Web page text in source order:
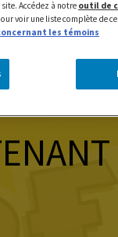
Accédez à notre outil de
voir une liste complète de
les témoins